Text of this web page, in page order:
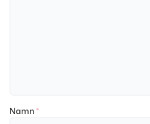
Namn *